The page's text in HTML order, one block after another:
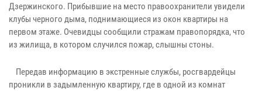
Дзержинского. Прибывшие на место правоохранители увидели
клубы черного дыма, поднимающиеся из окон квартиры на
первом этаже. Очевидцы сообщили стражам правопорядка, что
из жилища, в котором случился пожар, слышны стоны.
Передав информацию в экстренные службы, росгвардейцы
проникли в задымленную квартиру, где в одной из комнат